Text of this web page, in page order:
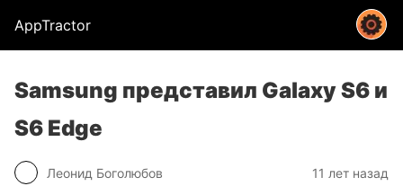
AppTractor
Samsung представил Galaxy S6 и
S6 Edge
Леонид Боголюбов 11 лет назад